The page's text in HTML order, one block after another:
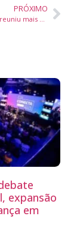
PRÓXIMO
Itapema bate recorde de público com Bingo Solidário que reuniu mais de 10 mil pessoas
expansão
em